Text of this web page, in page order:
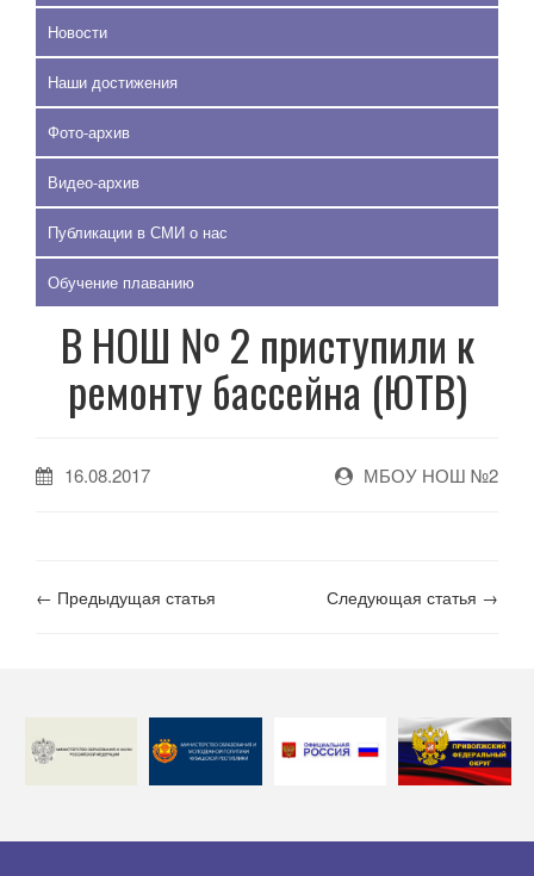
Новости
Наши достижения
Фото-архив
Видео-архив
Публикации в СМИ о нас
Обучение плаванию
В НОШ № 2 приступили к
ремонту бассейна (ЮТВ)
16.08.2017 МБОУ НОШ №2
← Предыдущая статья Следующая статья →